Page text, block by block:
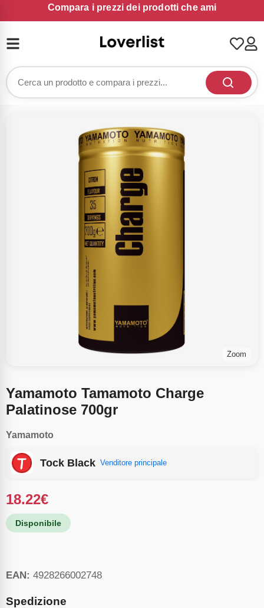
Compara i prezzi dei prodotti che ami
Zoom
Yamamoto Tamamoto Charge
Palatinose 700gr
Yamamoto
Tock Black Venditore principale
18.22€
Disponibile
EAN: 4928266002748
Spedizione